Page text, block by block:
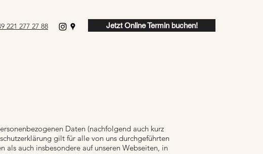
221 277 27 88 Jetzt Online Termin buchen!
Daten (nachfolgend auch kurz
gilt für alle von uns durchgeführten
auch insbesondere auf unseren Webseiten, in